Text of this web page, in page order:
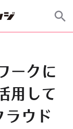
ークに
用して
ウド